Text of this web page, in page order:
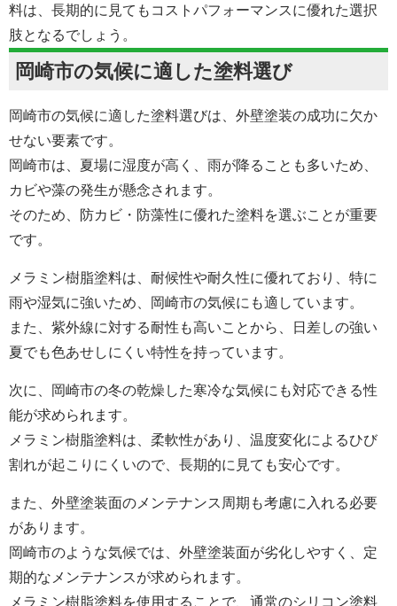
料は、長期的に見てもコストパフォーマンスに優れた選択
肢となるでしょう。
岡崎市の気候に適した塗料選び
岡崎市の気候に適した塗料選びは、外壁塗装の成功に欠か
せない要素です。
岡崎市は、夏場に湿度が高く、雨が降ることも多いため、
カビや藻の発生が懸念されます。
そのため、防カビ・防藻性に優れた塗料を選ぶことが重要
です。
メラミン樹脂塗料は、耐候性や耐久性に優れており、特に
雨や湿気に強いため、岡崎市の気候にも適しています。
また、紫外線に対する耐性も高いことから、日差しの強い
夏でも色あせしにくい特性を持っています。
次に、岡崎市の冬の乾燥した寒冷な気候にも対応できる性
能が求められます。
メラミン樹脂塗料は、柔軟性があり、温度変化によるひび
割れが起こりにくいので、長期的に見ても安心です。
また、外壁塗装面のメンテナンス周期も考慮に入れる必要
があります。
岡崎市のような気候では、外壁塗装面が劣化しやすく、定
期的なメンテナンスが求められます。
メラミン樹脂塗料を使用することで、通常のシリコン塗料